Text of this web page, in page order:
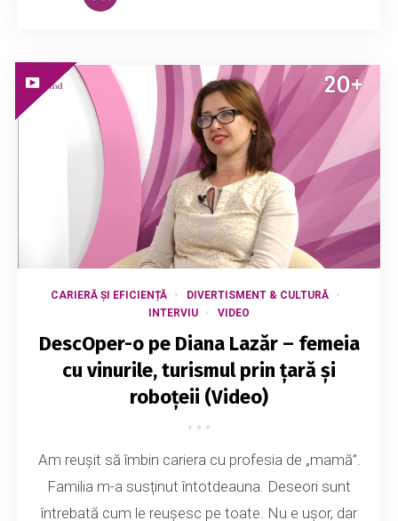
CARIERĂ ȘI EFICIENȚĂ
DIVERTISMENT & CULTURĂ
INTERVIU
VIDEO
DescOper-o pe Diana Lazăr – femeia
cu vinurile, turismul prin țară și
roboțeii (Video)
Am reușit să îmbin cariera cu profesia de „mamă”.
Familia m-a susținut întotdeauna. Deseori sunt
întrebată cum le reușesc pe toate. Nu e ușor, dar